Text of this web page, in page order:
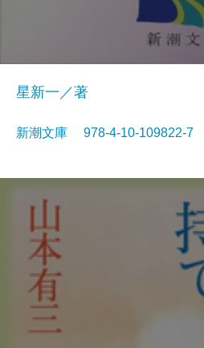
星新一／著
新潮文庫 978-4-10-109822-